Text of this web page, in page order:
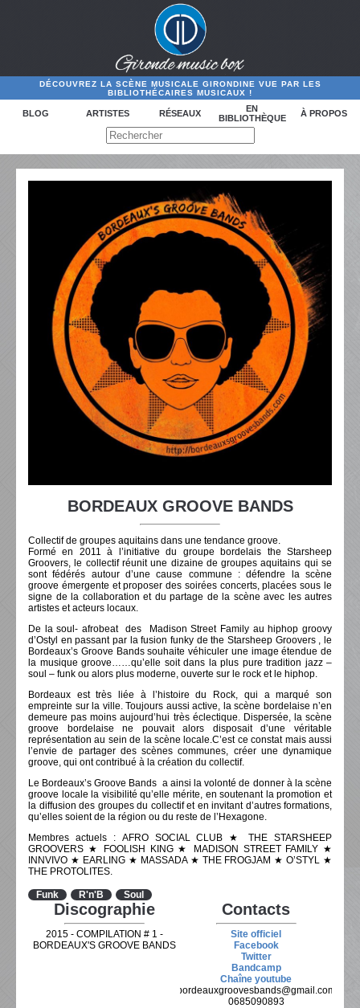
DÉCOUVREZ LA SCÈNE MUSICALE GIRONDINE VUE PAR LES
BIBLIOTHÉCAIRES MUSICAUX !
BLOG ARTISTES RÉSEAUX
EN
BIBLIOTHÈQUE
À PROPOS
BORDEAUX GROOVE BANDS
Collectif de groupes aquitains dans une tendance groove.
Formé en 2011 à l’initiative du groupe bordelais the Starsheep
Groovers, le collectif réunit une dizaine de groupes aquitains qui se
sont fédérés autour d’une cause commune : défendre la scène
groove émergente et proposer des soirées concerts, placées sous le
signe de la collaboration et du partage de la scène avec les autres
artistes et acteurs locaux.
De la soul- afrobeat des Madison Street Family au hiphop groovy
d’Ostyl en passant par la fusion funky de the Starsheep Groovers , le
Bordeaux’s Groove Bands souhaite véhiculer une image étendue de
la musique groove……qu’elle soit dans la plus pure tradition jazz –
soul – funk ou alors plus moderne, ouverte sur le rock et le hiphop.
Bordeaux est très liée à l’histoire du Rock, qui a marqué son
empreinte sur la ville. Toujours aussi active, la scène bordelaise n’en
demeure pas moins aujourd’hui très éclectique. Dispersée, la scène
groove bordelaise ne pouvait alors disposait d’une véritable
représentation au sein de la scène locale.C’est ce constat mais aussi
l’envie de partager des scènes communes, créer une dynamique
groove, qui ont contribué à la création du collectif.
Le Bordeaux’s Groove Bands a ainsi la volonté de donner à la scène
groove locale la visibilité qu’elle mérite, en soutenant la promotion et
la diffusion des groupes du collectif et en invitant d’autres formations,
qu’elles soient de la région ou du reste de l’Hexagone.
Membres actuels : AFRO SOCIAL CLUB ★ THE STARSHEEP
GROOVERS ★ FOOLISH KING ★ MADISON STREET FAMILY ★
INNVIVO ★ EARLING ★ MASSADA ★ THE FROGJAM ★ O’STYL ★
THE PROTOLITES.
Funk R'n'B Soul
Discographie
2015 - COMPILATION # 1 -
BORDEAUX'S GROOVE BANDS
Contacts
Site officiel
Facebook
Twitter
Bandcamp
Chaîne youtube
bordeauxgroovesbands@gmail.com
0685090893